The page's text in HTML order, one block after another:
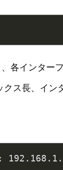
各インター
クス長、イ
: 192.168 .